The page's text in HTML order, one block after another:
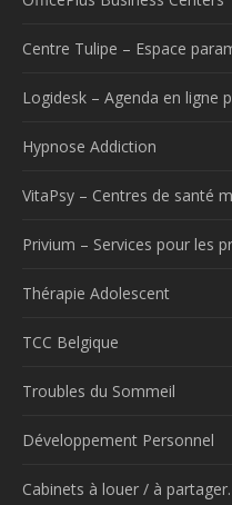
Centre Tulipe – Espace
Logidesk – Agenda en ligne
Hypnose Addiction
VitaPsy – Centres de santé
Privium – Services pour les
Thérapie Adolescent
TCC Belgique
Troubles du Sommeil
Développement Personnel
Cabinets à louer / à partager.